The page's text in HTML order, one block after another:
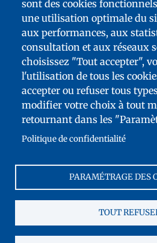
FOOTER
MENUPLAN DU SITE
ACCESSIBILITÉ : NON CONFORME
TÉLÉCHARGEMENTS
MENTIONS LÉGALES
sont des cookies
une utilisation optimale du
aux performances, aux
consultation et aux réseaux
choisissez "Tout accepter",
l'utilisation de tous les
accepter ou refuser tous
modifier votre choix à tout
retournant dans les
Politique de confidentialité
PARAMÉTRAGE DES
TOUT